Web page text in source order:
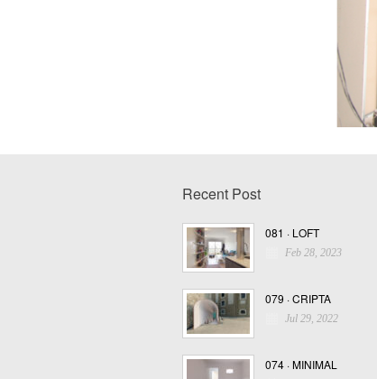
Recent Post
081 · LOFT
Feb 28, 2023
079 · CRIPTA
Jul 29, 2022
074 · MINIMAL